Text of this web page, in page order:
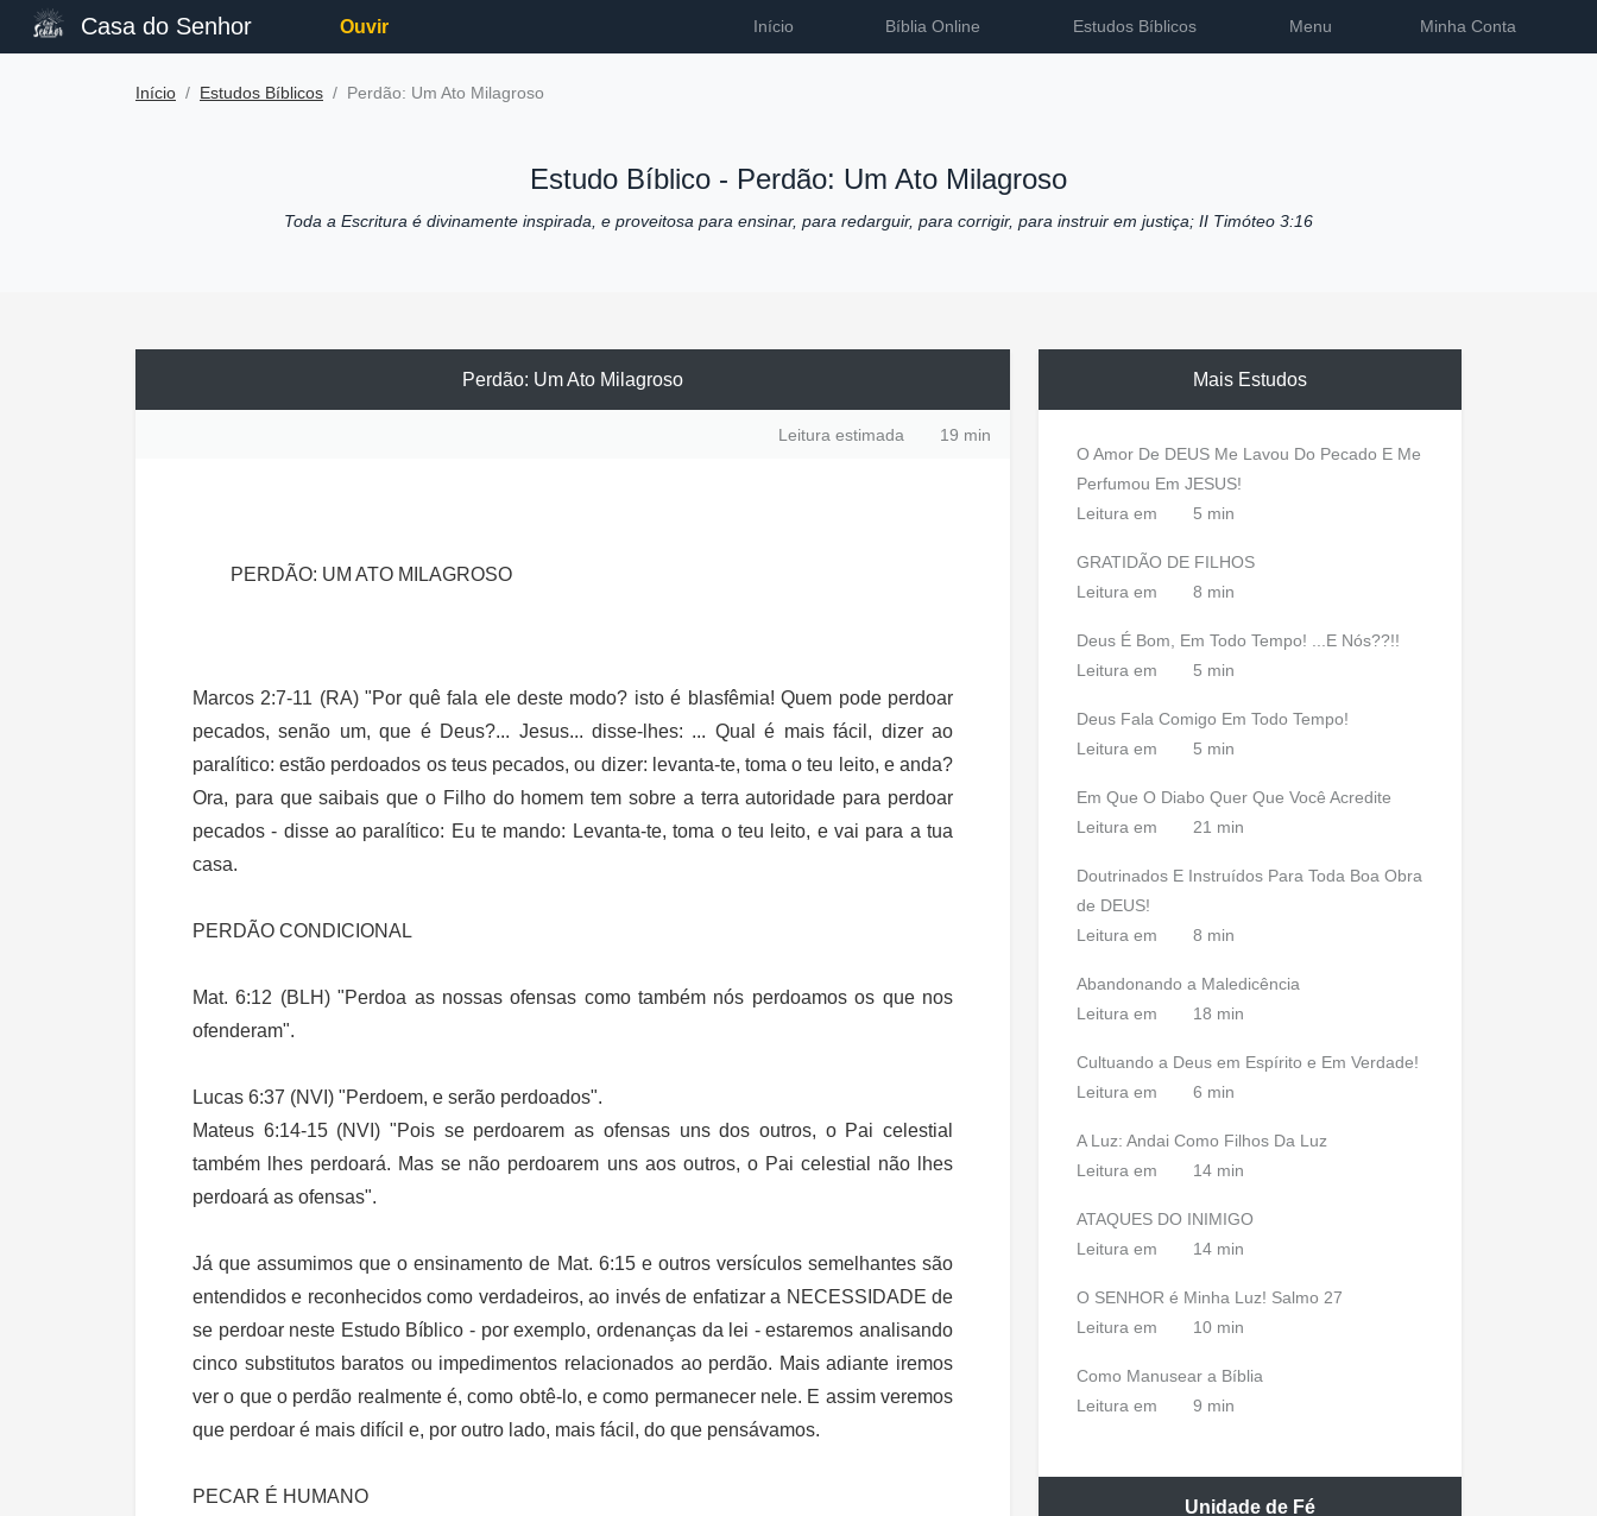
Casa do Senhor Ouvir Início Bíblia Online Estudos Bíblicos Menu Minha Conta
Início Estudos Bíblicos Perdão: Um Ato Milagroso
Estudo Bíblico - Perdão: Um Ato Milagroso
Toda a Escritura é divinamente inspirada, e proveitosa para ensinar, para redarguir, para corrigir, para instruir em justiça; II Timóteo 3:16
Perdão: Um Ato Milagroso
Leitura estimada 19 min
PERDÃO: UM ATO MILAGROSO
Marcos 2:7-11 (RA) "Por quê fala ele deste modo? isto é blasfêmia! Quem pode perdoar
pecados, senão um, que é Deus?... Jesus... disse-lhes: ... Qual é mais fácil, dizer ao
paralítico: estão perdoados os teus pecados, ou dizer: levanta-te, toma o teu leito, e anda?
Ora, para que saibais que o Filho do homem tem sobre a terra autoridade para perdoar
pecados - disse ao paralítico: Eu te mando: Levanta-te, toma o teu leito, e vai para a tua
casa.
PERDÃO CONDICIONAL
Mat. 6:12 (BLH) "Perdoa as nossas ofensas como também nós perdoamos os que nos
ofenderam".
Lucas 6:37 (NVI) "Perdoem, e serão perdoados".
Mateus 6:14-15 (NVI) "Pois se perdoarem as ofensas uns dos outros, o Pai celestial
também lhes perdoará. Mas se não perdoarem uns aos outros, o Pai celestial não lhes
perdoará as ofensas".
Já que assumimos que o ensinamento de Mat. 6:15 e outros versículos semelhantes são
entendidos e reconhecidos como verdadeiros, ao invés de enfatizar a NECESSIDADE de
se perdoar neste Estudo Bíblico - por exemplo, ordenanças da lei - estaremos analisando
cinco substitutos baratos ou impedimentos relacionados ao perdão. Mais adiante iremos
ver o que o perdão realmente é, como obtê-lo, e como permanecer nele. E assim veremos
que perdoar é mais difícil e, por outro lado, mais fácil, do que pensávamos.
PECAR É HUMANO
Mais Estudos
O Amor De DEUS Me Lavou Do Pecado E Me
Perfumou Em JESUS!
Leitura em
5 min
GRATIDÃO DE FILHOS
Leitura em
8 min
Deus É Bom, Em Todo Tempo! ...E Nós??!!
Leitura em
5 min
Deus Fala Comigo Em Todo Tempo!
Leitura em
5 min
Em Que O Diabo Quer Que Você Acredite
Leitura em
21 min
Doutrinados E Instruídos Para Toda Boa Obra
de DEUS!
Leitura em
8 min
Abandonando a Maledicência
Leitura em
18 min
Cultuando a Deus em Espírito e Em Verdade!
Leitura em
6 min
A Luz: Andai Como Filhos Da Luz
Leitura em
14 min
ATAQUES DO INIMIGO
Leitura em
14 min
O SENHOR é Minha Luz! Salmo 27
Leitura em
10 min
Como Manusear a Bíblia
Leitura em
9 min
Unidade de Fé